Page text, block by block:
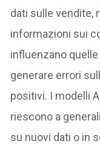
dati sulle vendite,
informazioni sui
influenzano
generare errori
positivi. I modelli
riescono a
su nuovi dati o in